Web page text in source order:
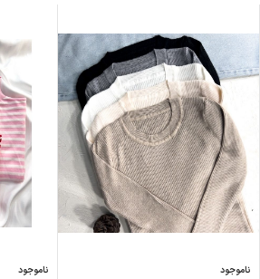
ناموجود ناموجود